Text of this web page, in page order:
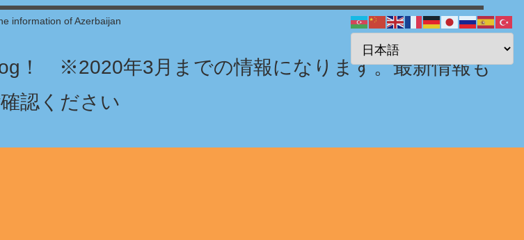
information of Azerbaijan
！ ※2020年3月までの情報になります。最新情報も
認ください